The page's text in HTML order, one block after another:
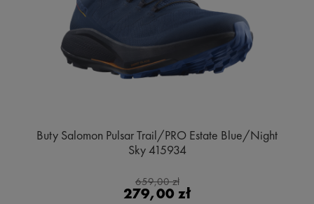
Buty Salomon Pulsar Trail/PRO Estate Blue/Night
Sky 415934
659,00 zł
279,00 zł